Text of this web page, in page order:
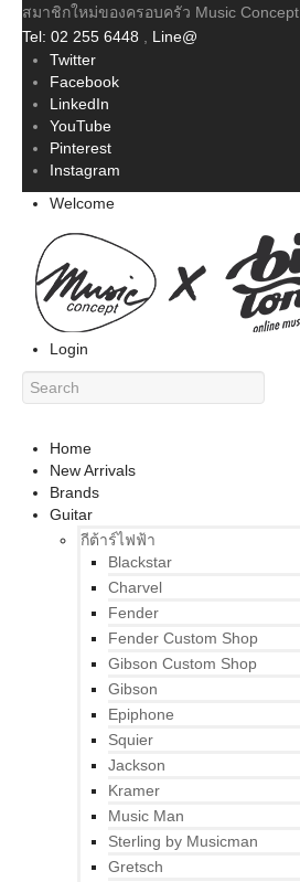
สมาชิกใหม่ของครอบครัว Music Concept
Tel: 02 255 6448
Line@
Twitter
Facebook
LinkedIn
YouTube
Pinterest
Instagram
Welcome
Login
Home
New Arrivals
Brands
Guitar
กีต้าร์ไฟฟ้า
Blackstar
Charvel
Fender
Fender Custom Shop
Gibson Custom Shop
Gibson
Epiphone
Squier
Jackson
Kramer
Music Man
Sterling by Musicman
Gretsch